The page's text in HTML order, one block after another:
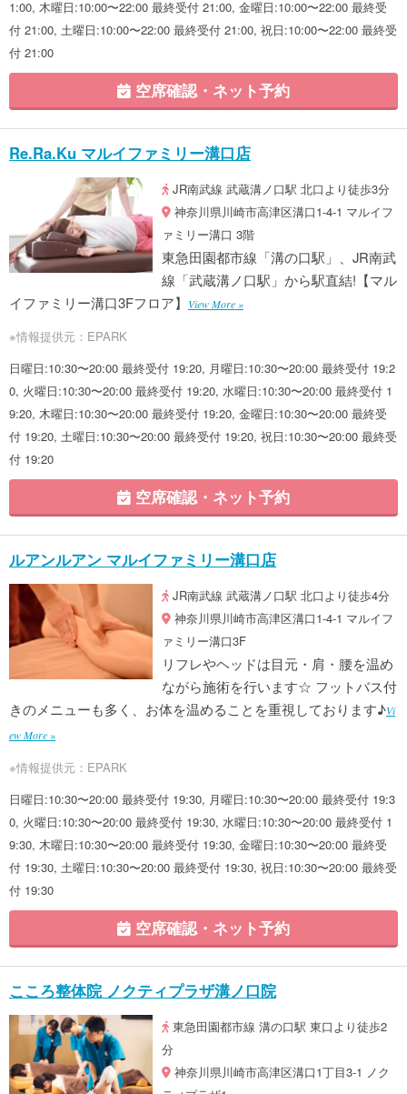
1:00, 木曜日:10:00〜22:00 最終受付 21:00, 金曜日:10:00〜22:00 最終受
付 21:00, 土曜日:10:00〜22:00 最終受付 21:00, 祝日:10:00〜22:00 最終受
付 21:00
空席確認・ネット予約
Re.Ra.Ku マルイファミリー溝口店
JR南武線 武蔵溝ノ口駅 北口より徒歩3分
神奈川県川崎市高津区溝口1-4-1 マルイフ
ァミリー溝口 3階
東急田園都市線「溝の口駅」、JR南武
線「武蔵溝ノ口駅」から駅直結!【マル
イファミリー溝口3Fフロア】
View More »
※情報提供元：EPARK
日曜日:10:30〜20:00 最終受付 19:20, 月曜日:10:30〜20:00 最終受付 19:2
0, 火曜日:10:30〜20:00 最終受付 19:20, 水曜日:10:30〜20:00 最終受付 1
9:20, 木曜日:10:30〜20:00 最終受付 19:20, 金曜日:10:30〜20:00 最終受
付 19:20, 土曜日:10:30〜20:00 最終受付 19:20, 祝日:10:30〜20:00 最終受
付 19:20
空席確認・ネット予約
ルアンルアン マルイファミリー溝口店
JR南武線 武蔵溝ノ口駅 北口より徒歩4分
神奈川県川崎市高津区溝口1-4-1 マルイフ
ァミリー溝口3F
リフレやヘッドは目元・肩・腰を温め
ながら施術を行います☆ フットバス付
きのメニューも多く、お体を温めることを重視しております♪Vi
ew More »
※情報提供元：EPARK
日曜日:10:30〜20:00 最終受付 19:30, 月曜日:10:30〜20:00 最終受付 19:3
0, 火曜日:10:30〜20:00 最終受付 19:30, 水曜日:10:30〜20:00 最終受付 1
9:30, 木曜日:10:30〜20:00 最終受付 19:30, 金曜日:10:30〜20:00 最終受
付 19:30, 土曜日:10:30〜20:00 最終受付 19:30, 祝日:10:30〜20:00 最終受
付 19:30
空席確認・ネット予約
こころ整体院 ノクティプラザ溝ノ口院
東急田園都市線 溝の口駅 東口より徒歩2
分
神奈川県川崎市高津区溝口1丁目3-1 ノク